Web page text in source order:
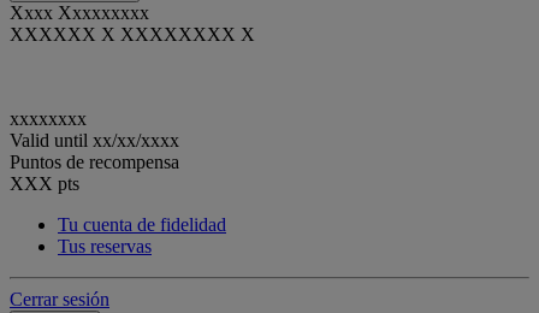
Xxxx Xxxxxxxxx
XXXXXX X XXXXXXXX X
xxxxxxxx
Valid until xx/xx/xxxx
Puntos de recompensa
XXX pts
Tu cuenta de fidelidad
Tus reservas
Cerrar sesión